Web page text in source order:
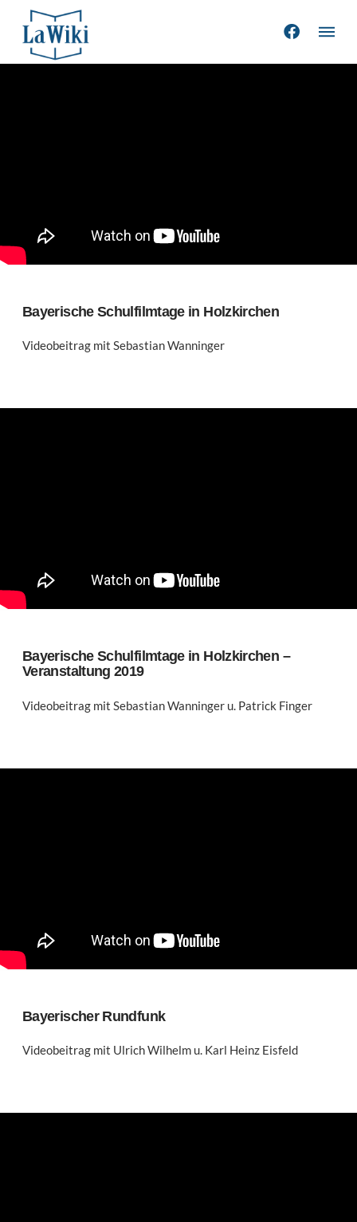
Bayerische Schulfilmtage in Holzkirchen
Videobeitrag mit Sebastian Wanninger
Bayerische Schulfilmtage in Holzkirchen –
Veranstaltung 2019
Videobeitrag mit Sebastian Wanninger u. Patrick Finger
Bayerischer Rundfunk
Videobeitrag mit Ulrich Wilhelm u. Karl Heinz Eisfeld